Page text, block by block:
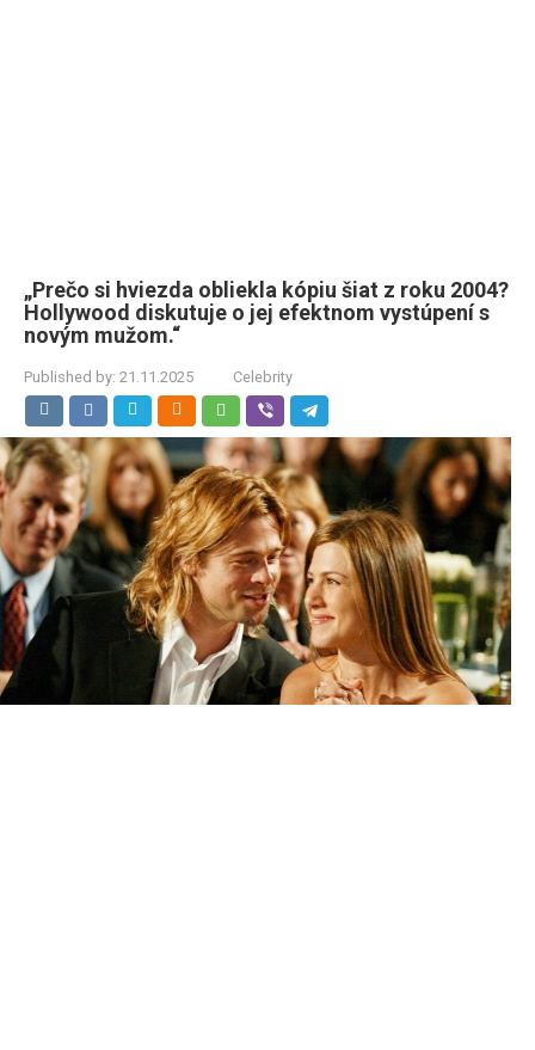
„Prečo si hviezda obliekla kópiu šiat z roku 2004?
Hollywood diskutuje o jej efektnom vystúpení s
novým mužom.“
Published by: 21.11.2025 Celebrity